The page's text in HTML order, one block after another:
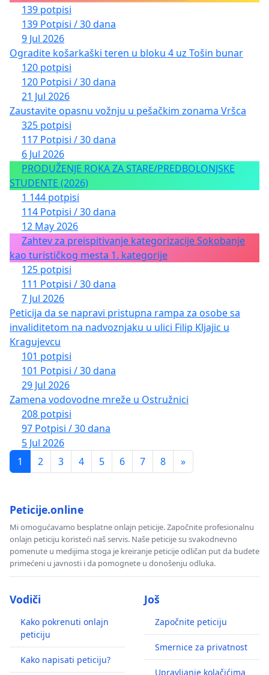
139 potpisi
139 Potpisi / 30 dana
9 Jul 2026
Ogradite košarkaški teren u bloku 4 uz Tošin bunar
120 potpisi
120 Potpisi / 30 dana
21 Jul 2026
Zaustavite opasnu vožnju u pešačkim zonama Vršca
325 potpisi
117 Potpisi / 30 dana
6 Jul 2026
PRODUŽENJE ROKA ZA STARE/PREDBOLONJSKE
STUDENTE (2026)
1 144 potpisi
114 Potpisi / 30 dana
12 May 2026
Zahtev za preispitivanje kategorizacije Sokobanje
kao turističkog mesta 1. kategorije
125 potpisi
111 Potpisi / 30 dana
7 Jul 2026
Peticija da se napravi pristupna rampa za osobe sa
invaliditetom na nadvoznjaku u ulici Filip Kljajic u
Kragujevcu
101 potpisi
101 Potpisi / 30 dana
29 Jul 2026
Zamena vodovodne mreže u Ostružnici
208 potpisi
97 Potpisi / 30 dana
5 Jul 2026
1
2 3 4 5 6 7 8 »
Peticije.online
Mi omogućavamo besplatne onlajn peticije. Započnite profesionalnu
onlajn peticiju koristeći naš servis. Naše peticije su svakodnevno
pomenute u medijima stoga je kreiranje peticije odličan put da budete
primećeni u javnosti i da pomognete u donošenju odluka.
Vodiči
Kako pokrenuti onlajn
peticiju
Kako napisati peticiju?
Još
Započnite peticiju
Smernice za privatnost
Upravljanje kolačićima